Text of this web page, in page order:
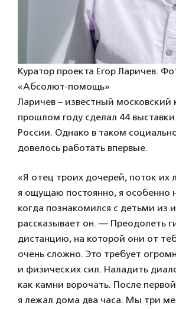
Куратор проекта Егор Ларичев.
«Абсолют-помощь»
Ларичев – известный московский
прошлом году сделал 44 выставки
России. Однако в таком
довелось работать впервые.
«Я отец троих дочерей, поток их
я ощущаю постоянно, я особенно
когда познакомился с детьми из
рассказывает он. — Преодолеть
дистанцию, на которой они от
очень сложно. Это требует
и физических сил. Наладить
как камни ворочать. После
я лежал дома два часа. Мы три